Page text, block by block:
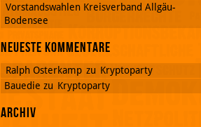
Vorstandswahlen Kreisverband Allgäu-
Bodensee
Neueste Kommentare
Ralph Osterkamp zu Kryptoparty
Bauedie zu Kryptoparty
Archiv